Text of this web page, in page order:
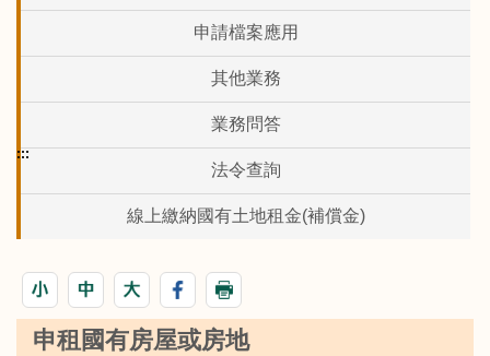
申請檔案應用
其他業務
業務問答
法令查詢
線上繳納國有土地租金(補償金)
:::
申租國有房屋或房地